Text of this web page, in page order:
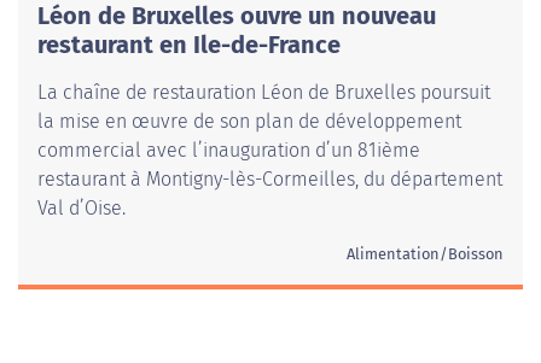
Léon de Bruxelles ouvre un nouveau
restaurant en Ile-de-France
La chaîne de restauration Léon de Bruxelles poursuit
la mise en œuvre de son plan de développement
commercial avec l’inauguration d’un 81ième
restaurant à Montigny-lès-Cormeilles, du département
Val d’Oise.
Alimentation/Boisson